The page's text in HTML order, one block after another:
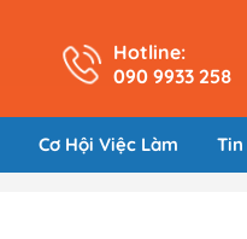
Hotline:
090 9933 258
Cơ Hội Việc Làm Tin